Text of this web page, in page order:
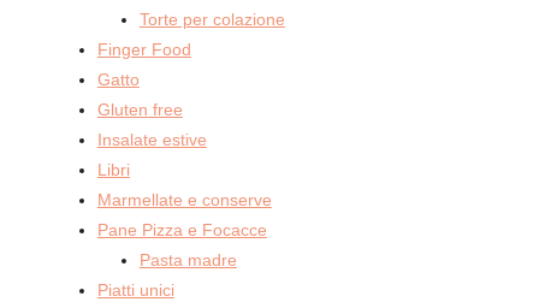
Torte per colazione
Finger Food
Gatto
Gluten free
Insalate estive
Libri
Marmellate e conserve
Pane Pizza e Focacce
Pasta madre
Piatti unici